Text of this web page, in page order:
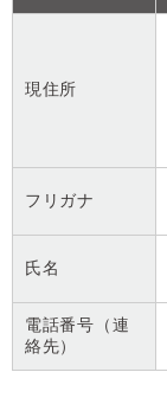
現住所
フリガナ
氏名
電話番号（連
絡先）